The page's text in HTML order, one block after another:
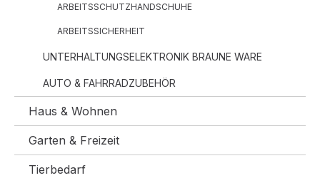
ARBEITSSCHUTZHANDSCHUHE
ARBEITSSICHERHEIT
UNTERHALTUNGSELEKTRONIK BRAUNE WARE
AUTO & FAHRRADZUBEHÖR
Haus & Wohnen
Garten & Freizeit
Tierbedarf